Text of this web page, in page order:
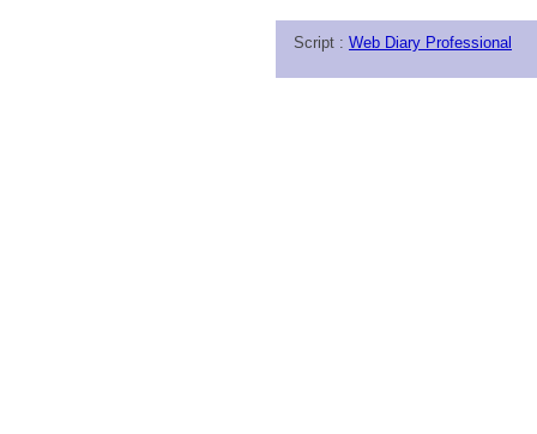
Script : Web Diary Professional